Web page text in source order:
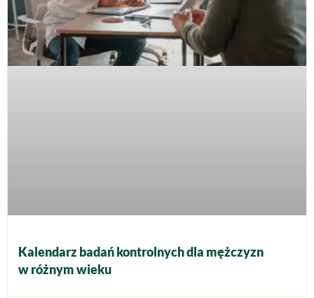
Kalendarz badań kontrolnych dla mężczyzn
w różnym wieku